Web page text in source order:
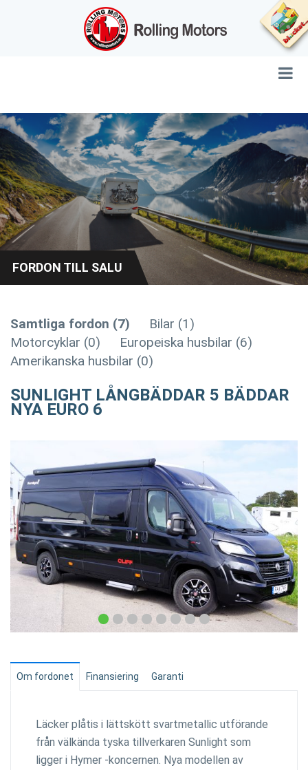
FORDON TILL SALU
Samtliga fordon (7)
Bilar (1)
Motorcyklar (0)
Europeiska husbilar (6)
Amerikanska husbilar (0)
SUNLIGHT LÅNGBÄDDAR 5 BÄDDAR
NYA EURO 6
Om fordonet Finansiering Garanti
Läcker plåtis i lättskött svartmetallic utförande
från välkända tyska tillverkaren Sunlight som
ligger i Hymer -koncernen. Nya modellen av